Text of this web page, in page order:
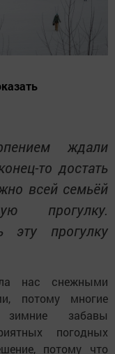
ждали
то достать
всей семьёй
прогулку.
эту прогулку
нас снежными
потому многие
зимние забавы
погодных
потому что